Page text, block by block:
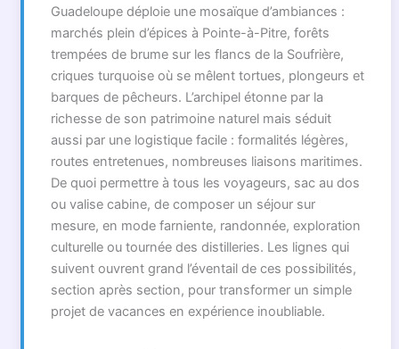
Guadeloupe déploie une mosaïque d’ambiances :
marchés plein d’épices à Pointe-à-Pitre, forêts
trempées de brume sur les flancs de la Soufrière,
criques turquoise où se mêlent tortues, plongeurs et
barques de pêcheurs. L’archipel étonne par la
richesse de son patrimoine naturel mais séduit
aussi par une logistique facile : formalités légères,
routes entretenues, nombreuses liaisons maritimes.
De quoi permettre à tous les voyageurs, sac au dos
ou valise cabine, de composer un séjour sur
mesure, en mode farniente, randonnée, exploration
culturelle ou tournée des distilleries. Les lignes qui
suivent ouvrent grand l’éventail de ces possibilités,
section après section, pour transformer un simple
projet de vacances en expérience inoubliable.